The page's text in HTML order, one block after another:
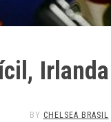
BY CHELSEA BRASIL